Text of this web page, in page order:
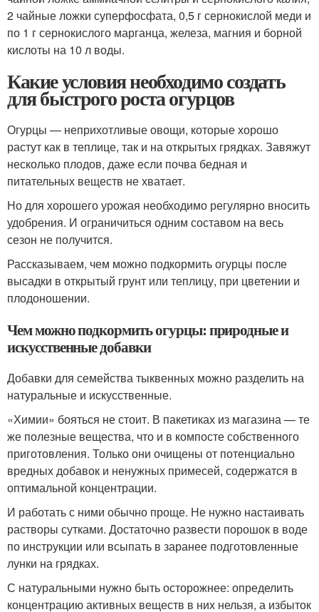
2 чайные ложки суперфосфата, 0,5 г сернокислой меди и
по 1 г сернокислого марганца, железа, магния и борной
кислоты на 10 л воды.
Какие условия необходимо создать
для быстрого роста огурцов
Огурцы — неприхотливые овощи, которые хорошо
растут как в теплице, так и на открытых грядках. Завяжут
несколько плодов, даже если почва бедная и
питательных веществ не хватает.
Но для хорошего урожая необходимо регулярно вносить
удобрения. И ограничиться одним составом на весь
сезон не получится.
Рассказываем, чем можно подкормить огурцы после
высадки в открытый грунт или теплицу, при цветении и
плодоношении.
Чем можно подкормить огурцы: природные и
искусственные добавки
Добавки для семейства тыквенных можно разделить на
натуральные и искусственные.
«Химии» бояться не стоит. В пакетиках из магазина — те
же полезные вещества, что и в компосте собственного
приготовления. Только они очищены от потенциально
вредных добавок и ненужных примесей, содержатся в
оптимальной концентрации.
И работать с ними обычно проще. Не нужно настаивать
растворы сутками. Достаточно развести порошок в воде
по инструкции или всыпать в заранее подготовленные
лунки на грядках.
С натуральными нужно быть осторожнее: определить
концентрацию активных веществ в них нельзя, а избыток